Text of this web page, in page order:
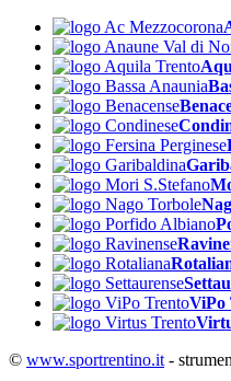
ViPo
© www.sportrentino.it -